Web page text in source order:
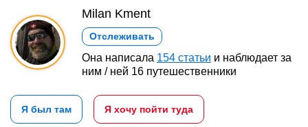
Milan Kment
Отслеживать
Она написала 154 статьи и наблюдает за
ним / ней 16 путешественники
Я был там Я хочу пойти туда